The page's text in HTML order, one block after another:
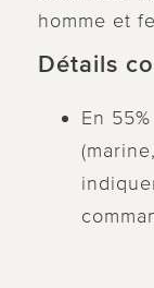
homme et
Détails
En